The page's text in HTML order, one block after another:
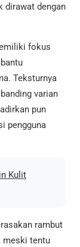
dirawat dengan
fokus
Teksturnya
varian
pun
pengguna
Kulit
rambut
meski tentu